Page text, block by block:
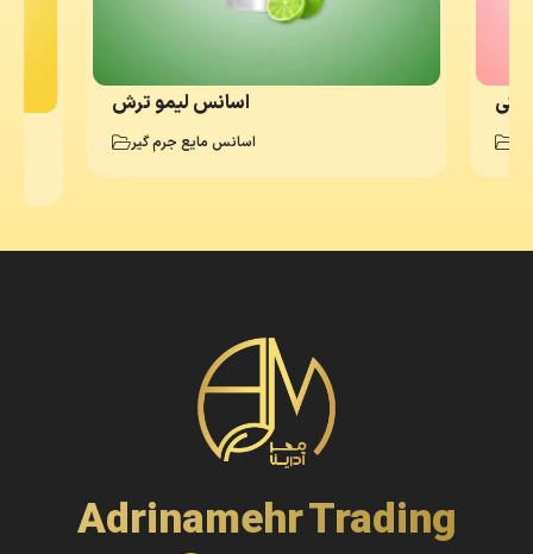
اسانس لیمو ترش
اسانس مایع جرم گیر
Adrinamehr Trading